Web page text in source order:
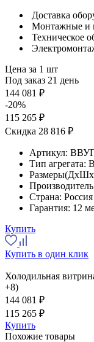
Доставка
Монтажные и
Техническое
Цена за 1 шт
Под заказ 21 день
144 081 ₽
-20%
115 265 ₽
Скидка 28 816 ₽
Артикул:
Тип агрегата:
Страна: Россия
Гарантия: 12
Купить
Купить в один клик
Холодильная
+8)
144 081 ₽
115 265 ₽
Купить
Похожие товары